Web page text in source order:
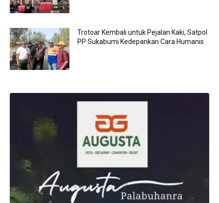
Trotoar Kembali untuk Pejalan Kaki, Satpol
PP Sukabumi Kedepankan Cara Humanis